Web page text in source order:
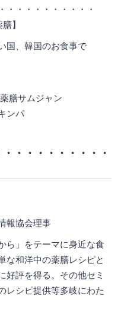
・・・・・・・・・・
】
国、韓国のお食事で
サムジャン
パ
・・・・・・・・・
報協会理事
ら」をテーマに身近な食
な和洋中の薬膳レシピと
好評を得る。その他セミ
レシピ提供等多岐にわた